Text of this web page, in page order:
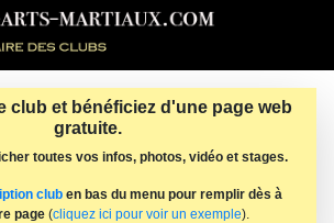
club et bénéficiez d'une page web
gratuite.
toutes vos infos, photos, vidéo et stages.
club en bas du menu pour remplir dès à
page (cliquez ici pour voir un exemple).